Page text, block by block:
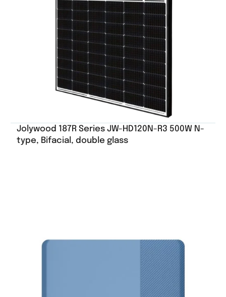
Jolywood 187R Series JW-HD120N-R3 500W N-
type, Bifacial, double glass